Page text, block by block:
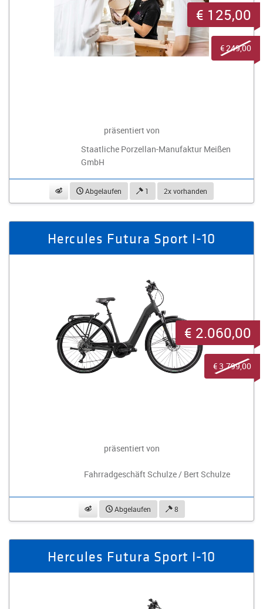
präsentiert von
Staatliche Porzellan-Manufaktur Meißen
GmbH
beobachtenAbgelaufen 1 2x vorhanden
€ 125,00
€ 249,00
Hercules Futura Sport I-10
präsentiert von
Fahrradgeschäft Schulze / Bert Schulze
beobachtenAbgelaufen 8
€ 2.060,00
€ 3.799,00
Hercules Futura Sport I-10